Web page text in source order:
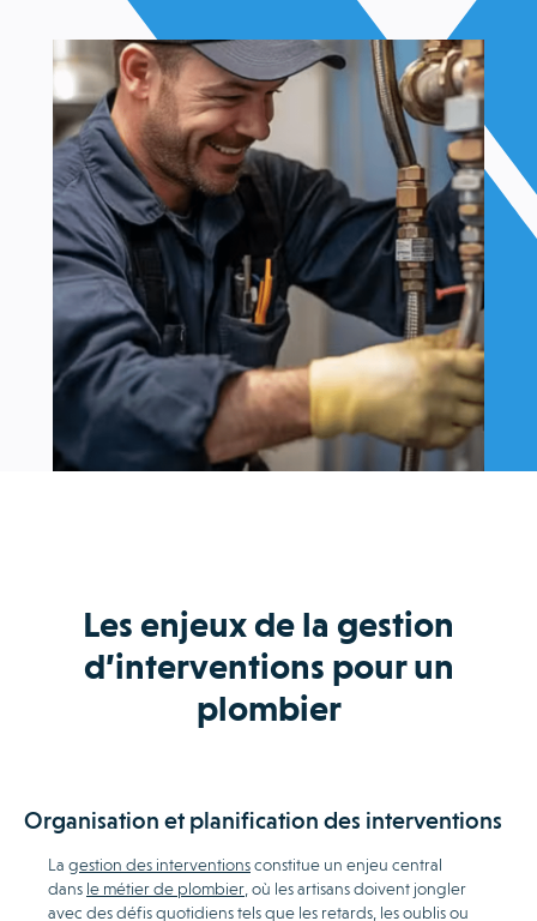
Les enjeux de la gestion
d’interventions pour un
plombier
Organisation et planification des interventions
La gestion des interventionsconstitue un enjeu central
dans le métier de plombier , où les artisans doivent jongler
avec des défis quotidiens tels que les retards, les oublis ou